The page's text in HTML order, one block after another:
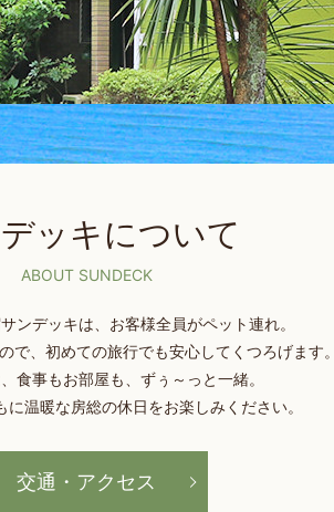
ッキについて
ABOUT SUNDECK
ンデッキは、お客様全員がペット連れ。
で、初めての旅行でも安心してくつろげます
食事もお部屋も、ずぅ～っと一緒。
温暖な房総の休日をお楽しみください。
交通・アクセス